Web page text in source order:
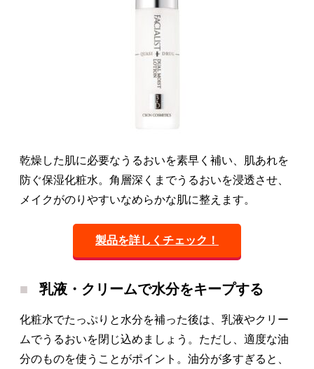
乾燥した肌に必要なうるおいを素早く補い、肌あれを
防ぐ保湿化粧水。角層深くまでうるおいを浸透させ、
メイクがのりやすいなめらかな肌に整えます。
製品を詳しくチェック！
乳液・クリームで水分をキープする
化粧水でたっぷりと水分を補った後は、乳液やクリー
ムでうるおいを閉じ込めましょう。ただし、適度な油
分のものを使うことがポイント。油分が多すぎると、